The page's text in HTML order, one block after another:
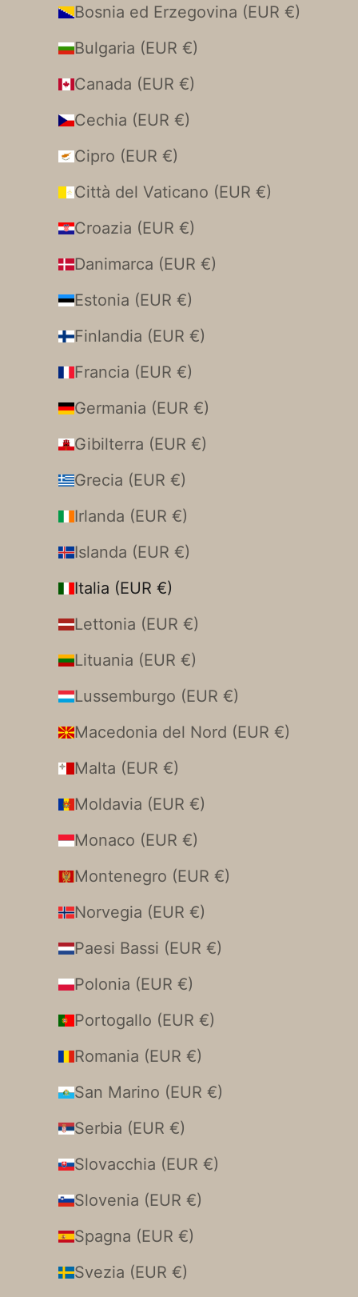
Bosnia ed Erzegovina (EUR €)
Bulgaria (EUR €)
Canada (EUR €)
Cechia (EUR €)
Cipro (EUR €)
Città del Vaticano (EUR €)
Croazia (EUR €)
Danimarca (EUR €)
Estonia (EUR €)
Finlandia (EUR €)
Francia (EUR €)
Germania (EUR €)
Gibilterra (EUR €)
Grecia (EUR €)
Irlanda (EUR €)
Islanda (EUR €)
Italia (EUR €)
Lettonia (EUR €)
Lituania (EUR €)
Lussemburgo (EUR €)
Macedonia del Nord (EUR €)
Malta (EUR €)
Moldavia (EUR €)
Monaco (EUR €)
Montenegro (EUR €)
Norvegia (EUR €)
Paesi Bassi (EUR €)
Polonia (EUR €)
Portogallo (EUR €)
Romania (EUR €)
San Marino (EUR €)
Serbia (EUR €)
Slovacchia (EUR €)
Slovenia (EUR €)
Spagna (EUR €)
Svezia (EUR €)